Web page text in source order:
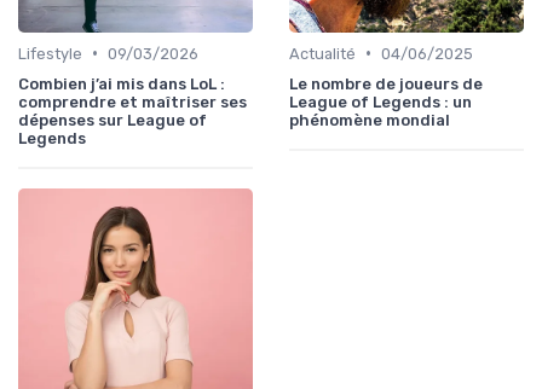
Lifestyle • 09/03/2026
Combien j’ai mis dans LoL :
comprendre et maîtriser ses
dépenses sur League of
Legends
Actualité • 04/06/2025
Le nombre de joueurs de
League of Legends : un
phénomène mondial